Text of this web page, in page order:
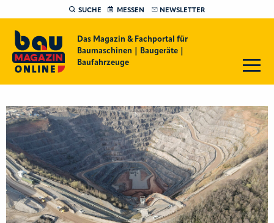
SUCHE MESSEN NEWSLETTER
Das Magazin & Fachportal für
Baumaschinen | Baugeräte |
Baufahrzeuge